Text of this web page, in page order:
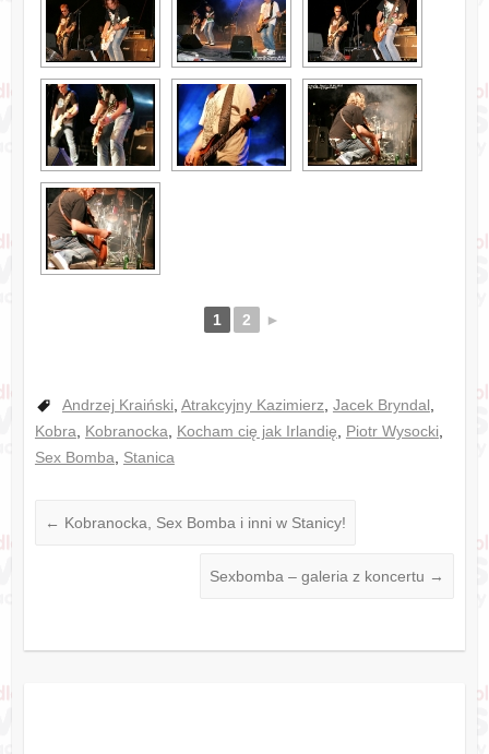
1 2 ►
Andrzej Kraiński, Atrakcyjny Kazimierz, Jacek Bryndal,
Kobra, Kobranocka, Kocham cię jak Irlandię, Piotr Wysocki,
Sex Bomba, Stanica
← Kobranocka, Sex Bomba i inni w Stanicy!
Sexbomba – galeria z koncertu →